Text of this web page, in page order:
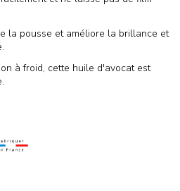
la pousse et améliore la brillance et
à froid, cette huile d'avocat est